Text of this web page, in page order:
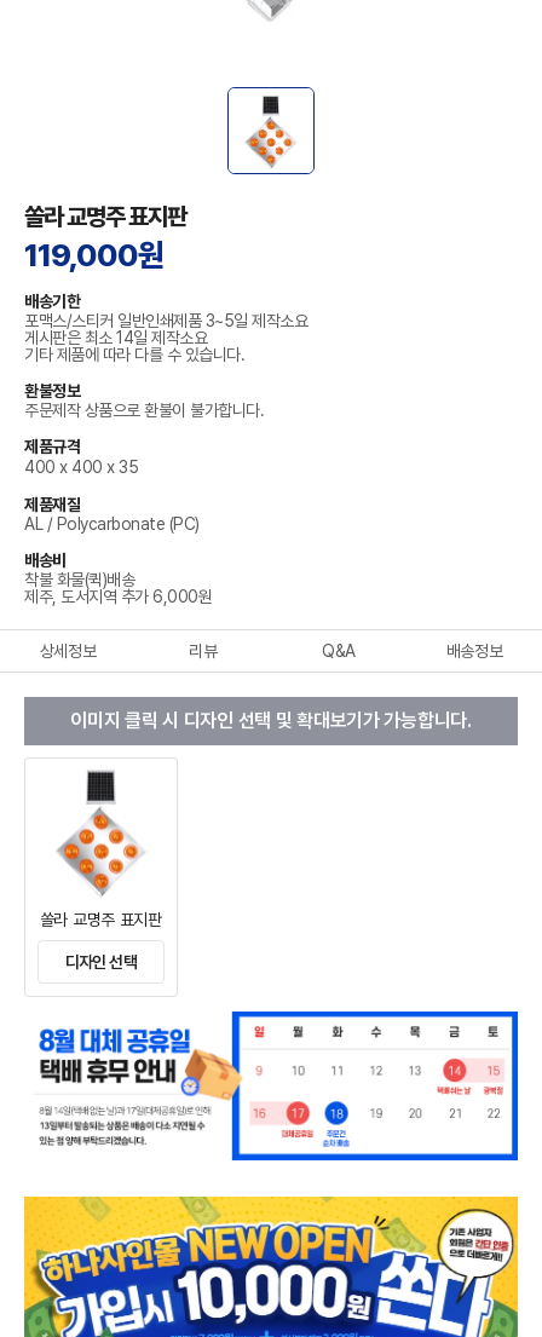
쏠라 교명주 표지판
119,000원
배송기한
포맥스/스티커 일반인쇄제품 3~5일 제작소요
게시판은 최소 14일 제작소요
기타 제품에 따라 다를 수 있습니다.
환불정보
주문제작 상품으로 환불이 불가합니다.
제품규격
400 x 400 x 35
제품재질
AL / Polycarbonate (PC)
배송비
착불 화물(퀵)배송
제주, 도서지역 추가 6,000원
상세정보 리뷰 Q&A 배송정보
이미지 클릭 시 디자인 선택 및 확대보기가 가능합니다.
쏠라 교명주 표지판
디자인 선택